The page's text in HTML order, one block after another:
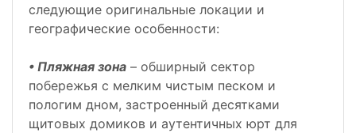
следующие оригинальные локации и
географические особенности:
• Пляжная зона – обширный сектор
побережья с мелким чистым песком и
пологим дном, застроенный десятками
щитовых домиков и аутентичных юрт для